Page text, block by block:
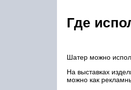
Где
Шатер можно
На выставках
можно как